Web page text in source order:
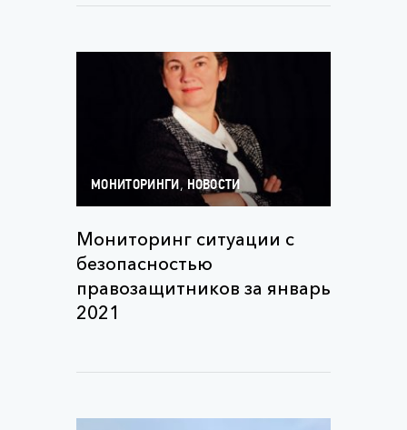
МОНИТОРИНГИ , НОВОСТИ
Мониторинг ситуации с
безопасностью
правозащитников за январь
2021